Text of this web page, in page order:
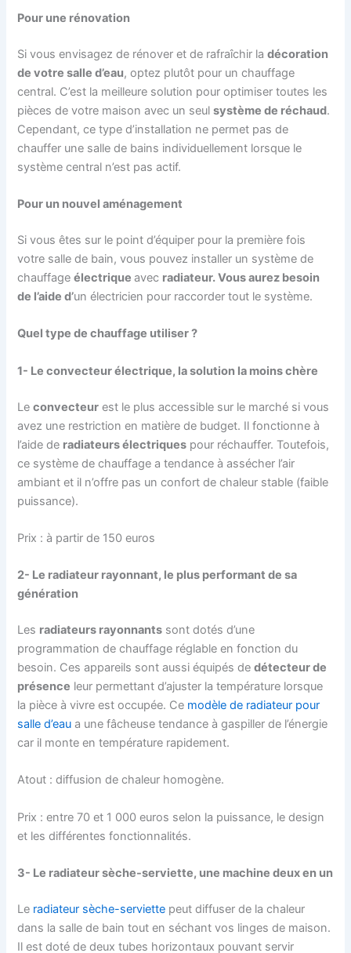
Pour une rénovation
Si vous envisagez de rénover et de rafraîchir ladécoration
de votre salle d’eau, optez plutôt pour un chauffage
central. C’est la meilleure solution pour optimiser toutes les
pièces de votre maison avec un seulsystème de réchaud.
Cependant, ce type d’installation ne permet pas de
chauffer une salle de bains individuellement lorsque le
système central n’est pas actif.
Pour un nouvel aménagement
Si vous êtes sur le point d’équiper pour la première fois
votre salle de bain, vous pouvez installer un système de
chauffageélectriqueavec radiateur.Vous aurez besoin
de l’aide d’un électricien pour raccorder tout le système.
Quel type de chauffage utiliser ?
1- Le convecteur électrique, la solution la moins chère
Leconvecteur est le plus accessible sur le marché si vous
avez une restriction en matière de budget. Il fonctionne à
l’aide de radiateurs électriques pour réchauffer. Toutefois,
ce système de chauffage a tendance à assécher l’air
ambiant et il n’offre pas un confort de chaleur stable (faible
puissance).
Prix : à partir de 150 euros
2- Le radiateur rayonnant, le plus performant de sa
génération
Les radiateurs rayonnants sont dotés d’une
programmation de chauffage réglable en fonction du
besoin. Ces appareils sont aussi équipés dedétecteur de
présence leur permettant d’ajuster la température lorsque
la pièce à vivre est occupée. Ce modèle de radiateur pour
salle d’eau a une fâcheuse tendance à gaspiller de l’énergie
car il monte en température rapidement.
Atout : diffusion de chaleur homogène.
Prix : entre 70 et 1 000 euros selon la puissance, le design
et les différentes fonctionnalités.
3- Le radiateur sèche-serviette, une machine deux en un
Le radiateur sèche-serviette peut diffuser de la chaleur
dans la salle de bain tout en séchant vos linges de maison.
Il est doté de deux tubes horizontaux pouvant servir